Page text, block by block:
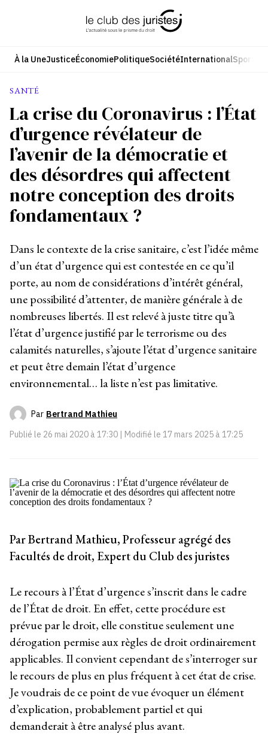
À la UneJusticeÉconomiePolitiqueSociétéInternationalSport
SANTÉ
La crise du Coronavirus : l’État
d’urgence révélateur de
l’avenir de la démocratie et
des désordres qui affectent
notre conception des droits
fondamentaux ?
Dans le contexte de la crise sanitaire, c’est l’idée même
d’un état d’urgence qui est contestée en ce qu’il
porte, au nom de considérations d’intérêt général,
une possibilité d’attenter, de manière générale à de
nombreuses libertés. Il est relevé à juste titre qu’à
l’état d’urgence justifié par le terrorisme ou des
calamités naturelles, s’ajoute l’état d’urgence sanitaire
et peut être demain l’état d’urgence
environnemental… la liste n’est pas limitative.
Par Bertrand Mathieu
Publié le 26 mai 2020 à 17:30 | Modifié le 17 mars 2025 à 17:25
Par Bertrand Mathieu, Professeur agrégé des
Facultés de droit, Expert du Club des juristes
Le recours à l’État d’urgence s’inscrit dans le cadre
de l’État de droit. En effet, cette procédure est
prévue par le droit, elle constitue seulement une
dérogation permise aux règles de droit ordinairement
applicables. Il convient cependant de s’interroger sur
le recours de plus en plus fréquent à cet état de crise.
Je voudrais de ce point de vue évoquer un élément
d’explication, probablement partiel et qui
demanderait à être analysé plus avant.